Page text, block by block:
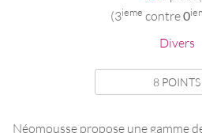
(3ieme contre0
Divers
8 POINTS
Néomousse propose une gamme